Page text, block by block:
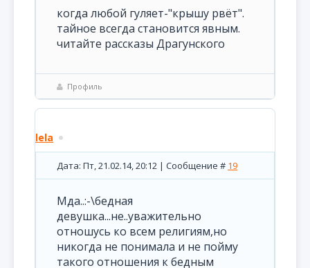
когда любой гуляет-"крышу рвёт".
тайное всегда становится явным.
читайте рассказы Драгунского
Профиль
lela
Дата: Пт, 21.02.14, 20:12 | Сообщение # 19
Мда..:-\бедная
девушка...не..уважительно
отношусь ко всем религиям,но
никогда не понимала и не пойму
такого отношения к бедным